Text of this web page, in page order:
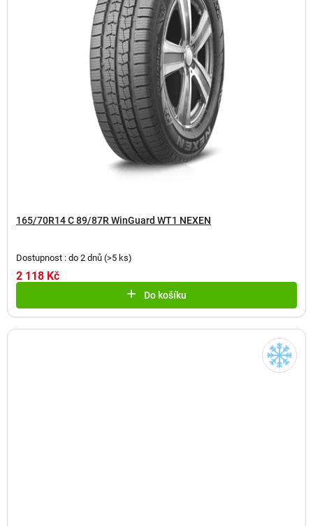
165/70R14 C 89/87R WinGuard WT1 NEXEN
Dostupnost : do 2 dnů (>5 ks)
2 118 Kč
Do košíku